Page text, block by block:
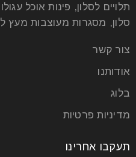
תלויים לסלון, פינות אוכל
סלון, מסגרות מעוצבות מעץ
צור קשר
אודותנו
בלוג
מדיניות פרטיות
תעקבו אחרינו